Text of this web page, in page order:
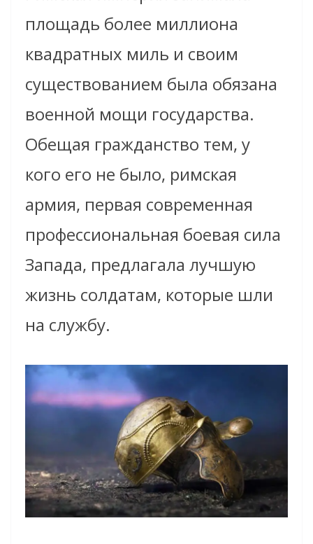
площадь более миллиона
квадратных миль и своим
существованием была обязана
военной мощи государства.
Обещая гражданство тем, у
кого его не было, римская
армия, первая современная
профессиональная боевая сила
Запада, предлагала лучшую
жизнь солдатам, которые шли
на службу.